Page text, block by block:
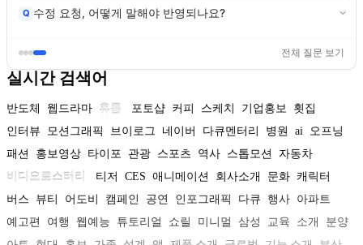
Q 수정 요청, 어떻게 말해야 반영되나요?
전체 질문 보기
실시간 검색어
반도체 웹드라마 휴롬 포토샵 커피 스케치 기업홍보
횟집
인터뷰
모션그래픽 브이로그 네이버 다큐멘터리 병원 ai
오프닝
패션
홍보영상 타이포 관광 스포츠 역사 스톱모션
자동차
비디오로스터리
티저 CES 애니메이션 회사소개 문화 캐릭터
버스
뷰티 어도비 캠페인 공연 인포그래픽 다큐 행사 아파트
예고편
여행 웹예능 튜토리얼 쇼릴 미니멀 삼성 교육 소개
분양